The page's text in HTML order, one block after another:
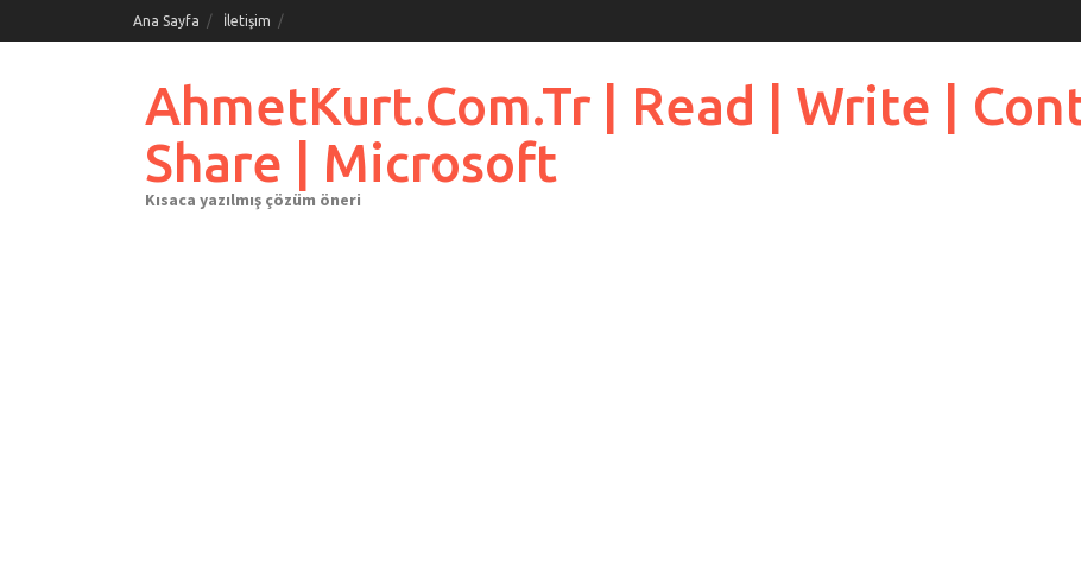
to
Ana Sayfa İletişim
AhmetKurt.Com.Tr | Read | Write |
Share | Microsoft
Kısaca yazılmış çözüm öneri